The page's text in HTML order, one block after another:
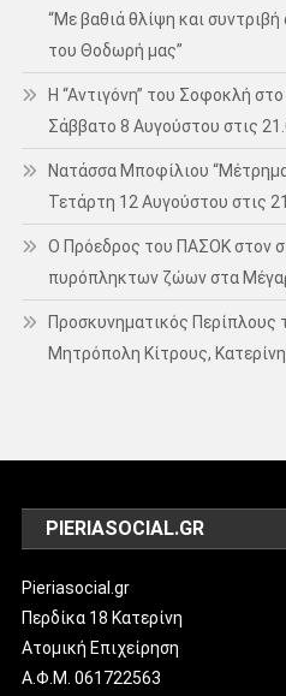
“Με βαθιά θλίψη και
του Θοδωρή μας”
Η “Αντιγόνη” του Σοφοκλή
Σάββατο 8 Αυγούστου στις
Νατάσσα Μποφίλιου
Τετάρτη 12 Αυγούστου στις
Ο Πρόεδρος του ΠΑΣΟΚ στον
πυρόπληκτων ζώων στα
Προσκυνηματικός Περίπλους
Μητρόπολη Κίτρους,
PIERIASOCIAL.GR
Pieriasocial.gr
Περδίκα 18 Κατερίνη
Ατομική Επιχείρηση
Α.Φ.Μ. 061722563